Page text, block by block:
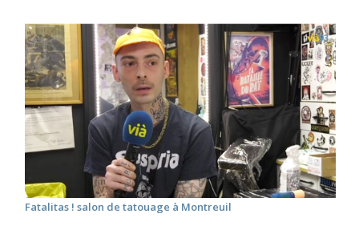
Fatalitas ! salon de tatouage à Montreuil